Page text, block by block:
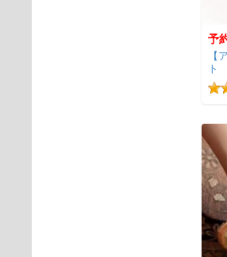
予
【
ト